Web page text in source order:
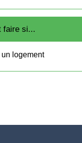
faire si...
logement